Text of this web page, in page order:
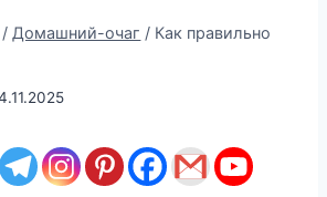
/ Домашний-очаг / Как правильно